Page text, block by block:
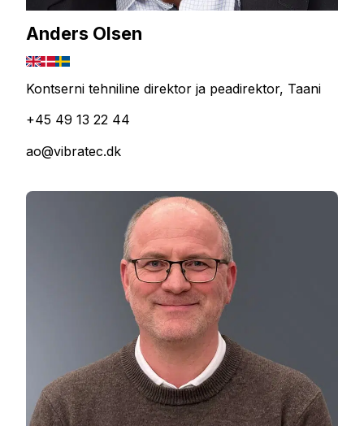
Anders Olsen
Kontserni tehniline direktor ja peadirektor, Taani
+45 49 13 22 44
ao@vibratec.dk